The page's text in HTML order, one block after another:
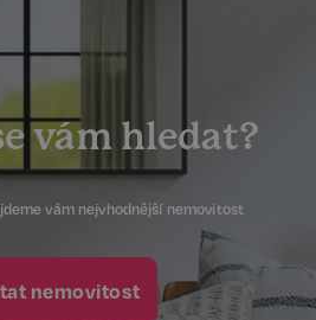
vám hledat?
vám nejvhodnější nemovitost
nemovitost